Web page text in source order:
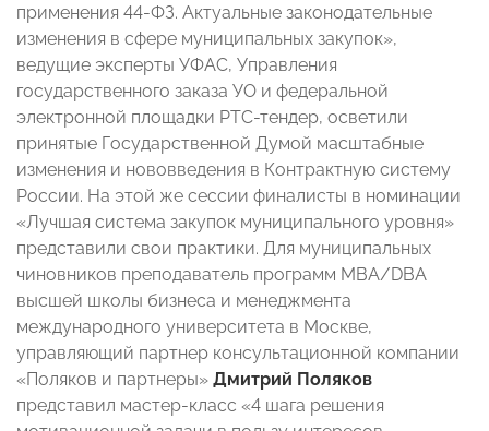
применения 44-ФЗ. Актуальные законодательные
изменения в сфере муниципальных закупок»,
ведущие эксперты УФАС, Управления
государственного заказа УО и федеральной
электронной площадки РТС-тендер, осветили
принятые Государственной Думой масштабные
изменения и нововведения в Контрактную систему
России. На этой же сессии финалисты в номинации
«Лучшая система закупок муниципального уровня»
представили свои практики. Для муниципальных
чиновников преподаватель программ MBA/DBA
высшей школы бизнеса и менеджмента
международного университета в Москве,
управляющий партнер консультационной компании
«Поляков и партнеры» Дмитрий Поляков
представил мастер-класс «4 шага решения